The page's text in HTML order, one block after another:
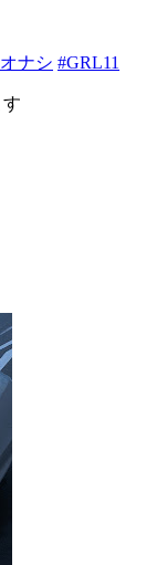
ナシ #GRL11